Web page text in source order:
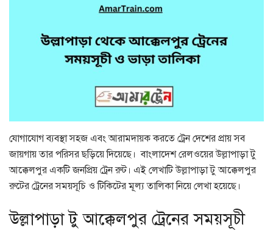
যোগাযোগ ব্যবস্থা সহজ এবং আরামদায়ক করতে ট্রেন দেশের প্রায় সব
জায়গায় তার পরিসর ছড়িয়ে দিয়েছে। বাংলাদেশ রেলওয়ের উল্লাপাড়া টু
আক্কেলপুর একটি জনপ্রিয় ট্রেন রুট। এই লেখাটি উল্লাপাড়া টু আক্কেলপুর
রুটের ট্রেনের সময়সূচি ও টিকিটের মূল্য তালিকা নিয়ে লেখা হয়েছে।
উল্লাপাড়া টু আক্কেলপুর ট্রেনের সময়সূচী